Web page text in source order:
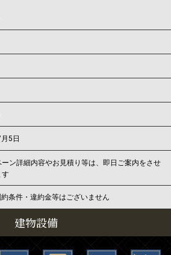
5日
ーン詳細内容やお見積り等は、即日ご案内をさせ
す
条件・違約金等はございません
建物設備